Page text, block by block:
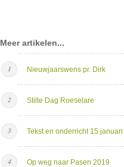
Meer artikelen...
Nieuwjaarswens pr. Dirk
Stilte Dag Roeselare
Tekst en onderricht 15
Op weg naar Pasen 2019